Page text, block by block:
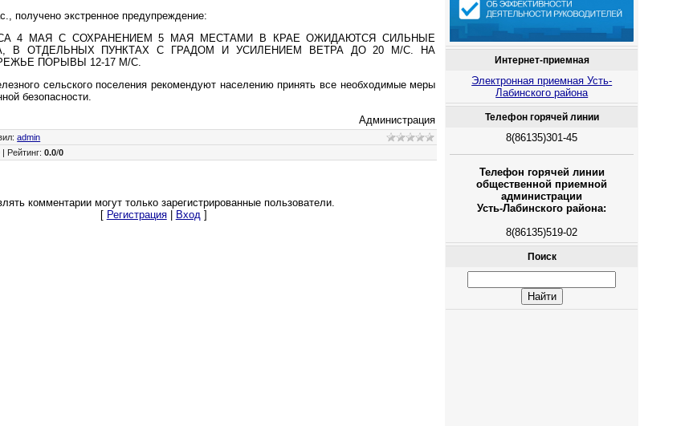
получено экстренное предупреждение:
4 МАЯ С СОХРАНЕНИЕМ 5 МАЯ МЕСТАМИ В КРАЕ ОЖИДАЮТСЯ СИЛЬНЫЕ
В ОТДЕЛЬНЫХ ПУНКТАХ С ГРАДОМ И УСИЛЕНИЕМ ВЕТРА ДО 20 М/С. НА
ПОРЫВЫ 12-17 М/С.
сельского поселения рекомендуют населению принять все необходимые меры
безопасности.
Администрация
:admin
Рейтинг:0.0/0
комментарии могут только зарегистрированные пользователи.
[ Регистрация| Вход]
Интернет-приемная
Электронная приемная Усть-
Лабинского района
Телефон горячей линии
8(86135)301-45
Телефон горячей линии
общественной приемной
администрации
Усть-Лабинского района:
8(86135)519-02
Поиск